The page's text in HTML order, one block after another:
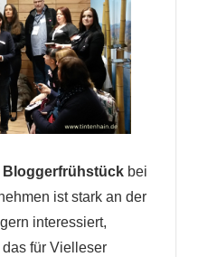
Bloggerfrühstückbei
ist stark an der
interessiert,
für Vielleser